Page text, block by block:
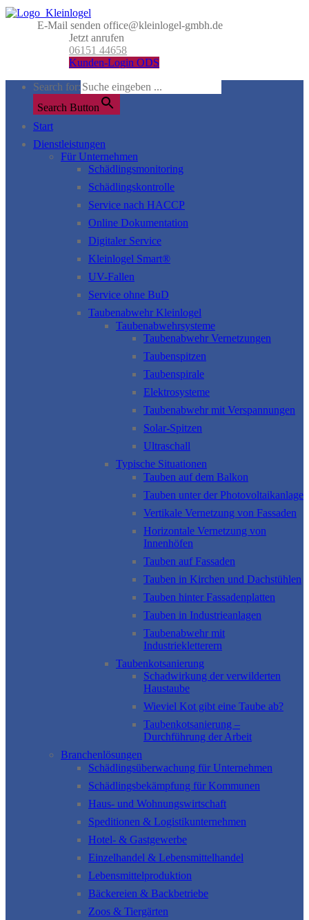
E-Mail senden office@kleinlogel-gmbh.de
Jetzt anrufen
06151 44658
Kunden-Login ODS
Search for:
Search Button
Start
Dienstleistungen
Für Unternehmen
Schädlingsmonitoring
Schädlingskontrolle
Service nach HACCP
Online Dokumentation
Digitaler Service
Kleinlogel Smart®
UV-Fallen
Service ohne BuD
Taubenabwehr Kleinlogel
Taubenabwehrsysteme
Taubenabwehr Vernetzungen
Taubenspitzen
Taubenspirale
Elektrosysteme
Taubenabwehr mit Verspannungen
Solar-Spitzen
Ultraschall
Typische Situationen
Tauben auf dem Balkon
Tauben unter der Photovoltaikanlage
Vertikale Vernetzung von Fassaden
Horizontale Vernetzung von
Innenhöfen
Tauben auf Fassaden
Tauben in Kirchen und Dachstühlen
Tauben hinter Fassadenplatten
Tauben in Industrieanlagen
Taubenabwehr mit
Industriekletterern
Taubenkotsanierung
Schadwirkung der verwilderten
Haustaube
Wieviel Kot gibt eine Taube ab?
Taubenkotsanierung –
Durchführung der Arbeit
Branchenlösungen
Schädlingsüberwachung für Unternehmen
Schädlingsbekämpfung für Kommunen
Haus- und Wohnungswirtschaft
Speditionen & Logistikunternehmen
Hotel- & Gastgewerbe
Einzelhandel & Lebensmittelhandel
Lebensmittelproduktion
Bäckereien & Backbetriebe
Zoos & Tiergärten